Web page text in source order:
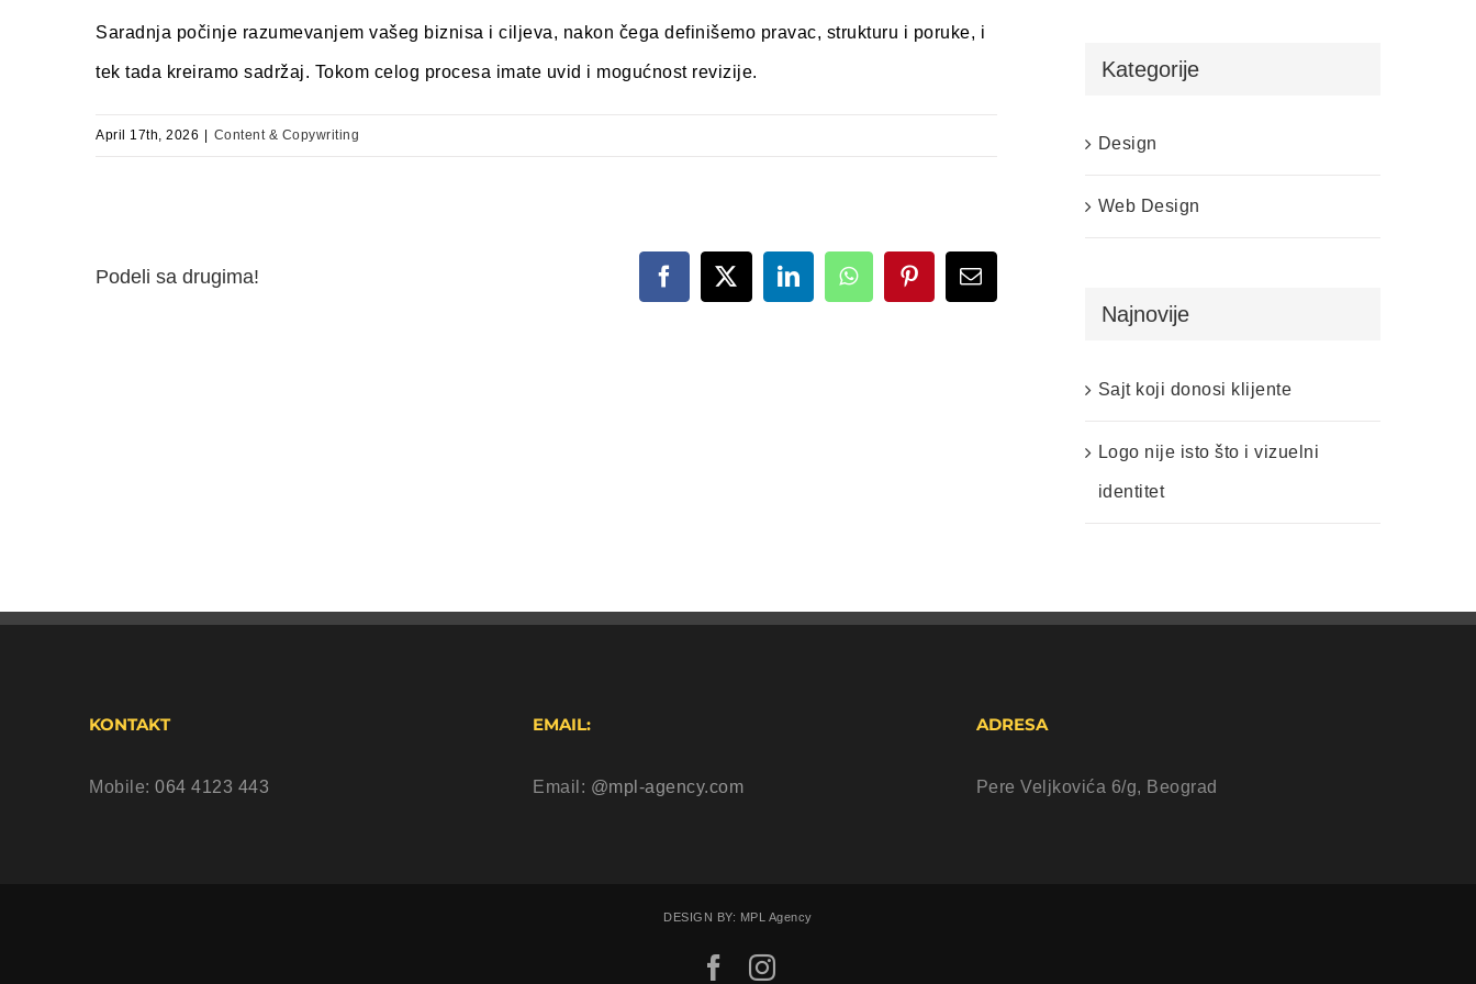
Saradnja počinje razumevanjem vašeg biznisa i ciljeva, nakon čega definišemo pravac, strukturu i poruke, i
tek tada kreiramo sadržaj. Tokom celog procesa imate uvid i mogućnost revizije.
April 17th, 2026 Content & Copywriting
Podeli sa drugima! Facebook
X LinkedInWhatsAppPinterestEmail
Kategorije
Design
Web Design
Najnovije
Sajt koji donosi klijente
Logo nije isto što i vizuelni
identitet
KONTAKT
Mobile:064 4123 443
EMAIL:
Email: @mpl-agency.com
ADRESA
Pere Veljkovića 6/g, Beograd
DESIGN BY: MPL Agency
Facebook
Instagram